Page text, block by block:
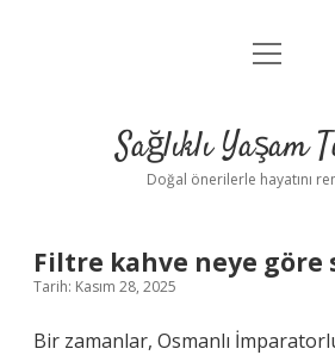
Anasayfa
Yasal Uyarı
menüyü
Sağlıklı Yaşam
Doğal önerilerle hayatını
Filtre kahve neye göre
Tarih: Kasım 28, 2025
Bir zamanlar, Osmanlı